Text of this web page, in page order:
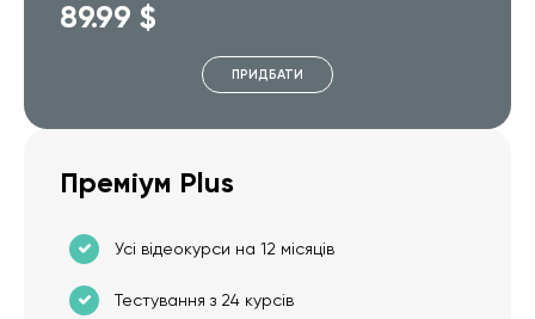
89.99 $
ПРИДБАТИ
Преміум Plus
Усі відеокурси на 12 місяців
Тестування з 24 курсів